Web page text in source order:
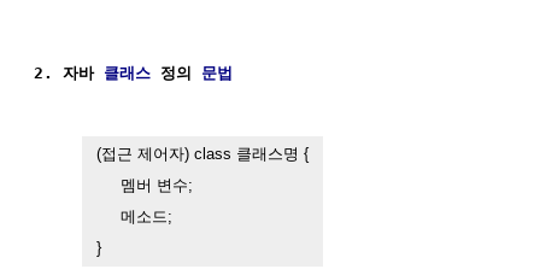
2. 자바 클래스 정의 문법
(접근 제어자) class 클래스명 {
     멤버 변수;
     메소드;
}